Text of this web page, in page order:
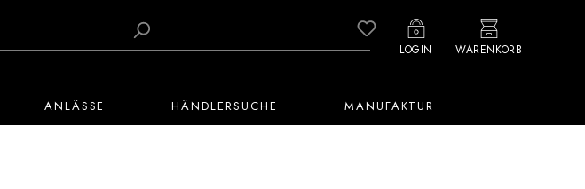
Du hast 0 Produkte auf dem
LOGIN WARENKORB
ANLÄSSE HÄNDLERSUCHE MANUFAKTUR